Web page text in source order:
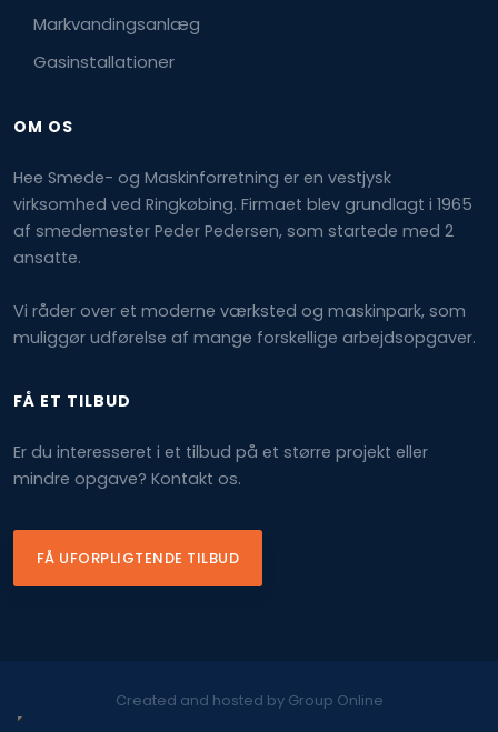
Markvandingsanlæg
Gasinstallationer​
​OM OS
Hee Smede- og Maskinforretning er en vestjysk
virksomhed ved Ringkøbing. Firmaet blev grundlagt i 1965
af smedemester Peder Pedersen, som startede med 2
ansatte.
Vi råder over et moderne værksted og maskinpark, som
muliggør udførelse af mange forskellige arbejdsopgaver.
FÅ ET TILBUD
​Er du interesseret i et tilbud på et større projekt eller
mindre opgave? Kontakt os.
FÅ UFORPLIGTENDE TILBUD
Created and hosted by Group Online